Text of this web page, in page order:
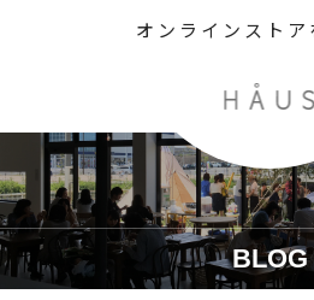
オンラインスト
BLOG